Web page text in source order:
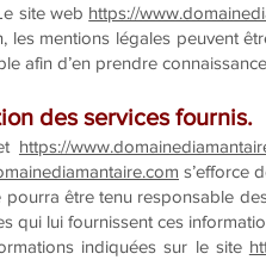
site web https://
les mentions légales peuvent
afin d’en prendre
des services fournis.
https://
s’efforce
pourra être tenu responsable
qui lui fournissent ces
indiquées sur le site